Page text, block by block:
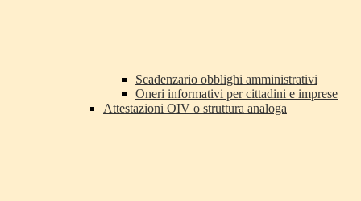
Scadenzario obblighi amministrativi
Oneri informativi per cittadini e imprese
Attestazioni OIV o struttura analoga